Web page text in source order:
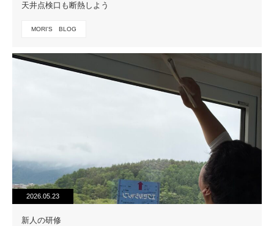
天井点検口も断熱しよう
MORI'S BLOG
2026.05.23
新人の研修